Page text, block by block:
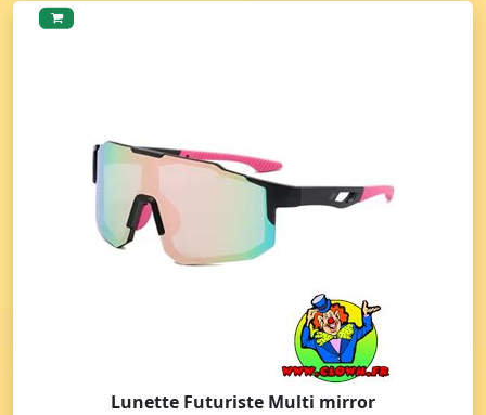
Lunette Futuriste Multi mirror